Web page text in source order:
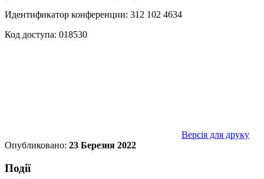
Идентификатор конференции: 312 102 4634
Код доступа: 018530
Версія для друку
Опубликовано: 23 Березня 2022
Події